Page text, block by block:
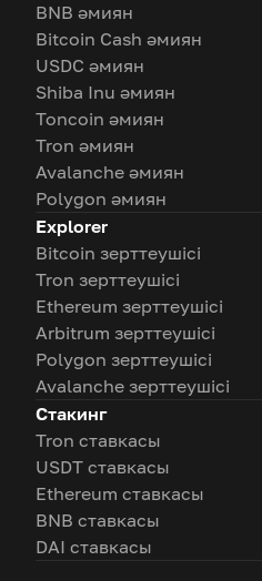
BNB әмиян
Bitcoin Cash әмиян
USDC әмиян
Shiba Inu әмиян
Toncoin әмиян
Tron әмиян
Avalanche әмиян
Polygon әмиян
Explorer
Bitcoin зерттеушісі
Tron зерттеушісі
Ethereum зерттеушісі
Arbitrum зерттеушісі
Polygon зерттеушісі
Avalanche зерттеушісі
Стакинг
Tron ставкасы
USDT ставкасы
Ethereum ставкасы
BNB ставкасы
DAI ставкасы